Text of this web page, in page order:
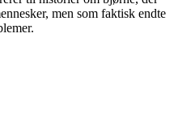
men som faktisk endte